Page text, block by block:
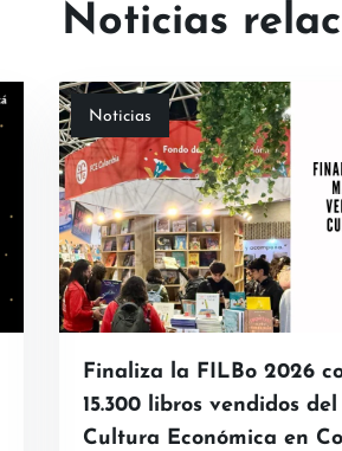
Noticias
Noticias
Finaliza la FILBo 2026
15.300 libros vendidos
Cultura Económica en